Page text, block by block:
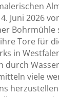
Juni 2026
Bohrmühle
Tore für
in
durch
viele